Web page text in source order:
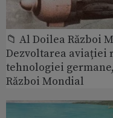
📁 Al Doilea Război
Dezvoltarea aviației
tehnologiei
Război Mondial